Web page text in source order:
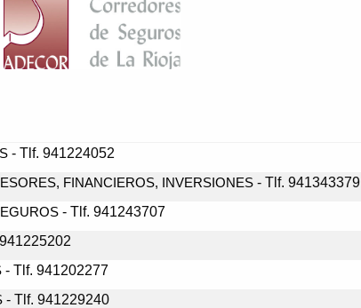
- Tlf. 941224052
FINANCIEROS, INVERSIONES- Tlf. 941343379
- Tlf. 941243707
- Tlf. 941202277
- Tlf. 941229240